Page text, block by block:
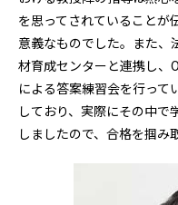
を思ってされていることが
意義なものでした。また、
材育成センターと連携し、
による答案練習会を行って
しており、実際にその中で
しましたので、合格を掴み